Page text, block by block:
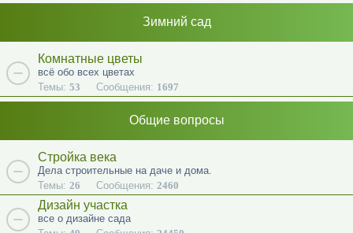
Зимний сад
Комнатные цветы
всё обо всех цветах
Темы: 53 Сообщения: 1697
Общие вопросы
Стройка века
Дела строительные на даче и дома.
Темы: 26 Сообщения: 2460
Дизайн участка
все о дизайне сада